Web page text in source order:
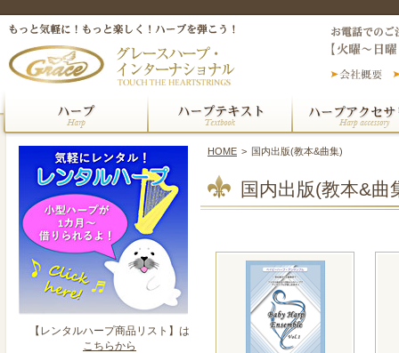
【レンタルハープ商品リスト】は
こちらから
HOME > 国内出版(教本&曲集)
国内出版(教本&曲